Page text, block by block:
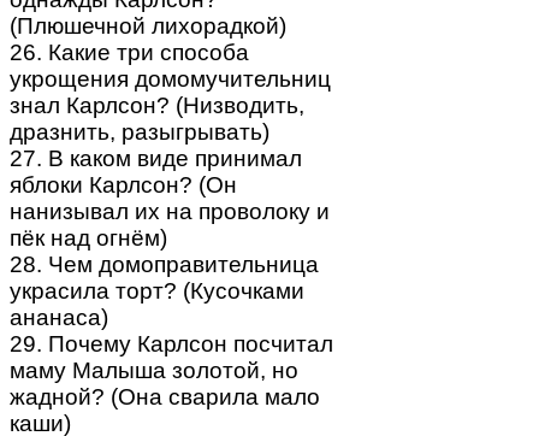
(Плюшечной лихорадкой)
26. Какие три способа
укрощения домомучительниц
знал Карлсон? (Низводить,
дразнить, разыгрывать)
27. В каком виде принимал
яблоки Карлсон? (Он
нанизывал их на проволоку и
пёк над огнём)
28. Чем домоправительница
украсила торт? (Кусочками
ананаса)
29. Почему Карлсон посчитал
маму Малыша золотой, но
жадной? (Она сварила мало
каши)